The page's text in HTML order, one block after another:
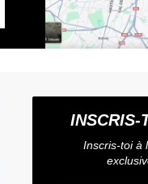
Inscris-toi à